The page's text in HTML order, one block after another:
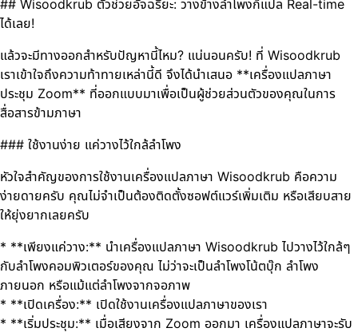
## Wisoodkrub ตัวช่วยอัจฉริยะ: วางข้างลำโพงก็แปล Real-time
ได้เลย!
แล้วจะมีทางออกสำหรับปัญหานี้ไหม? แน่นอนครับ! ที่ Wisoodkrub
เราเข้าใจถึงความท้าทายเหล่านี้ดี จึงได้นำเสนอ **เครื่องแปลภาษา
ประชุม Zoom** ที่ออกแบบมาเพื่อเป็นผู้ช่วยส่วนตัวของคุณในการ
สื่อสารข้ามภาษา
### ใช้งานง่าย แค่วางไว้ใกล้ลำโพง
หัวใจสำคัญของการใช้งานเครื่องแปลภาษา Wisoodkrub คือความ
ง่ายดายครับ คุณไม่จำเป็นต้องติดตั้งซอฟต์แวร์เพิ่มเติม หรือเสียบสาย
ให้ยุ่งยากเลยครับ
* **เพียงแค่วาง:** นำเครื่องแปลภาษา Wisoodkrub ไปวางไว้ใกล้ๆ
กับลำโพงคอมพิวเตอร์ของคุณ ไม่ว่าจะเป็นลำโพงโน้ตบุ๊ก ลำโพง
ภายนอก หรือแม้แต่ลำโพงจากจอภาพ
* **เปิดเครื่อง:** เปิดใช้งานเครื่องแปลภาษาของเรา
* **เริ่มประชุม:** เมื่อเสียงจาก Zoom ออกมา เครื่องแปลภาษาจะรับ